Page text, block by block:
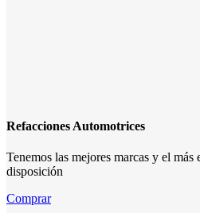
Refacciones Automotrices
Tenemos las mejores marcas y el más
disposición
Comprar